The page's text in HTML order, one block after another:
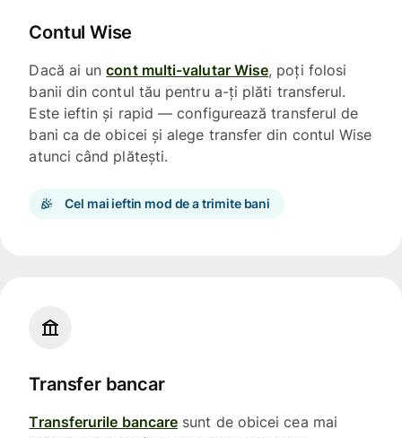
Contul Wise
Dacă ai uncont multi-valutar Wise, poți folosi
banii din contul tău pentru a-ți plăti transferul.
Este ieftin și rapid — configurează transferul de
bani ca de obicei și alege transfer din contul Wise
atunci când plătești.
Cel mai ieftin mod de a trimite bani
Transfer bancar
Transferurile bancare sunt de obicei cea mai